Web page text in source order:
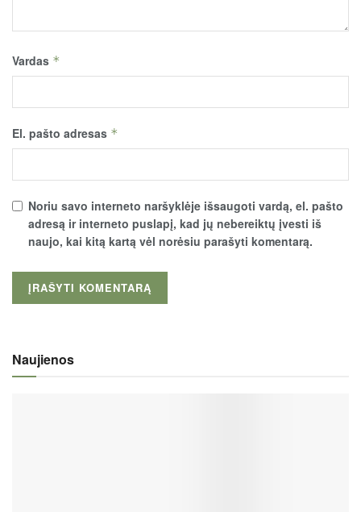
Vardas *
El. pašto adresas *
Noriu savo interneto naršyklėje išsaugoti vardą, el. pašto
adresą ir interneto puslapį, kad jų nebereiktų įvesti iš
naujo, kai kitą kartą vėl norėsiu parašyti komentarą.
Naujienos